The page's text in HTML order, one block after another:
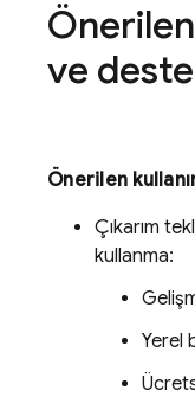
Önerilen
ve
Önerilen
Çıkarım
kullanma:
Yerel